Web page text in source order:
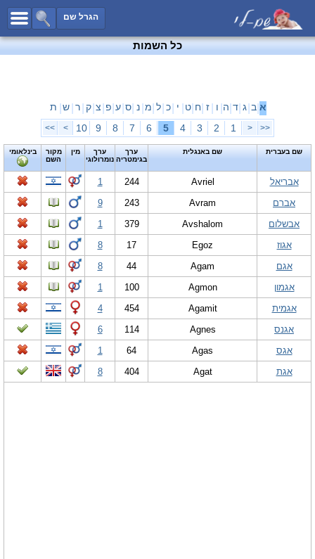
הגרל שם
כל השמות
שמות לבנים
שמות משותפים
שמות נפוצים
שמות נדירים
קטגוריות
מפורסמיםחדש!
נומרולוגיה
הוסף שם
צור קשר
פייסבוק
כל השמות
א ב ג ד ה ו ז ח ט י כ ל מ נ ס ע פ צ ק ר ש ת
<<
<
1
2
3
4
5
6
7
8
9
10
>
>>
שם בעברית שם באנגלית
ערך
בגימטריה
ערך
נומרולוגי
מין
מקור
השם
בינלאומי
אבריאל Avriel
244
1
אברם
Avram
243
9
אבשלום
Avshalom
379
1
אגוז
Egoz
17
8
אגם
Agam
44
8
אגמון
Agmon
100
1
אגמית
Agamit
454
4
אגנס
Agnes
114
6
אגס
Agas
64
1
אגת
Agat
404
8